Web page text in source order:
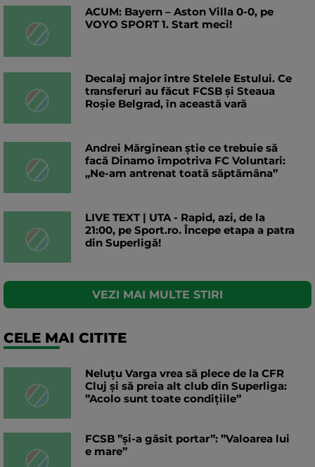
ACUM: Bayern – Aston Villa 0-0, pe
VOYO SPORT 1. Start meci!
Decalaj major între Stelele Estului. Ce
transferuri au făcut FCSB și Steaua
Roșie Belgrad, în această vară
Andrei Mărginean știe ce trebuie să
facă Dinamo împotriva FC Voluntari:
„Ne-am antrenat toată săptămâna”
LIVE TEXT | UTA - Rapid, azi, de la
21:00, pe Sport.ro. Începe etapa a patra
din Superligă!
VEZI MAI MULTE STIRI
CELE MAI CITITE
Neluțu Varga vrea să plece de la CFR
Cluj și să preia alt club din Superliga:
”Acolo sunt toate condițiile”
FCSB ”și-a găsit portar”: ”Valoarea lui
e mare”